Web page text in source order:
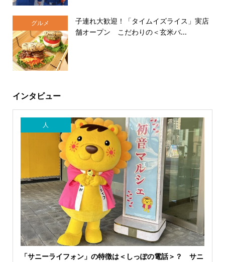
グルメ
子連れ大歓迎！「タイムイズライス」実店
舗オープン こだわりの＜玄米バ...
インタビュー
人
「サニーライフォン」の特徴は＜しっぽの電話＞？ サニ